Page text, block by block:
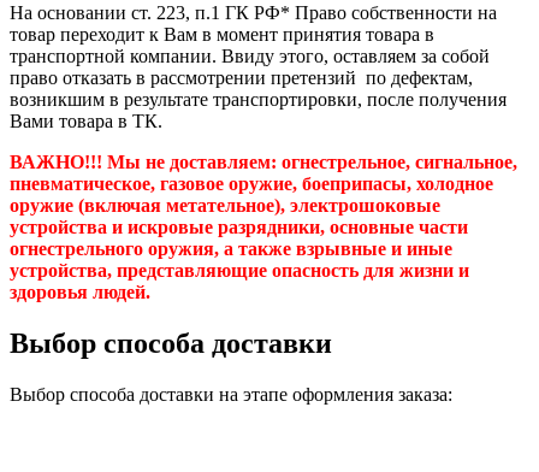
На основании ст. 223, п.1 ГК РФ* Право собственности на
товар переходит к Вам в момент принятия товара в
транспортной компании. Ввиду этого, оставляем за собой
право отказать в рассмотрении претензий по дефектам,
возникшим в результате транспортировки, после получения
Вами товара в ТК.
ВАЖНО!!! Мы не доставляем: огнестрельное, сигнальное,
пневматическое, газовое оружие, боеприпасы, холодное
оружие (включая метательное), электрошоковые
устройства и искровые разрядники, основные части
огнестрельного оружия, а также взрывные и иные
устройства, представляющие опасность для жизни и
здоровья людей.
Выбор способа доставки
Выбор способа доставки на этапе оформления заказа: